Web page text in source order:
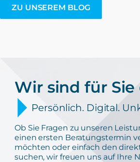
ZU UNSEREM BLOG
Wir sind für Sie
Persönlich. Digital.
Ob Sie Fragen zu unseren
einen ersten Beratungstermin
möchten oder einfach den
suchen, wir freuen uns auf Ihre